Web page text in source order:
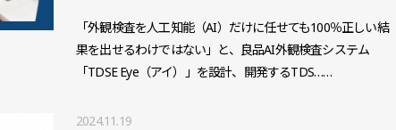
「外観検査を人工知能（AI）だけに任せても100％正しい結
果を出せるわけではない」と、良品AI外観検査システム
「TDSE Eye（アイ）」を設計、開発するTDS……
2024.11.19